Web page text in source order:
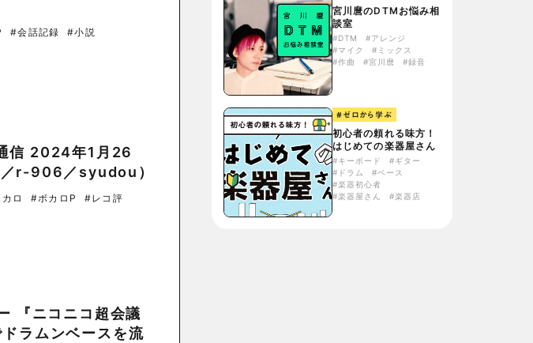
#会話記録 #小説
信 2024年1月26
／r-906／syudou）
ロ #ボカロP #レコ評
『ニコニコ超会議
ラムンベースを流
宮川麿のDTMお悩み相
談室
#DTM
#アレンジ
#マイク
#ミックス
#作曲
#宮川麿 #録音
#ゼロから学ぶ
初心者の頼れる味方！
はじめての楽器屋さん
#キーボード
#ギター
#ドラム
#ベース
#楽器初心者
#楽器屋さん
#楽器店